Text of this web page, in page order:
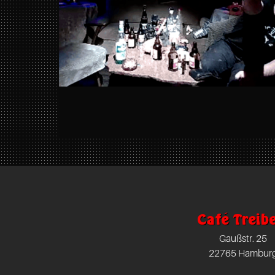
Café
Treibeis
Café
Gaußstr. 25
22765